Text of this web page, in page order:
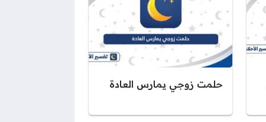
حلمت زوجي يمارس العادة